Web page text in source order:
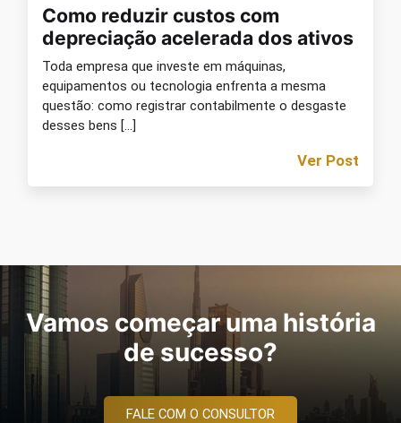
Como reduzir custos com
depreciação acelerada dos ativos
Toda empresa que investe em máquinas,
equipamentos ou tecnologia enfrenta a mesma
questão: como registrar contabilmente o desgaste
desses bens […]
Ver Post
Vamos começar uma história
de sucesso?
FALE COM O CONSULTOR